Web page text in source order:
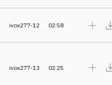
ivox277-12 02:58
ivox277-13 02:25